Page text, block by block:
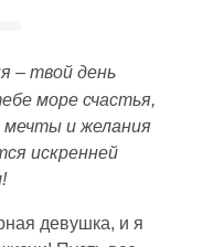
– твой день
море счастья,
мечты и желания
искренней
девушка, и я